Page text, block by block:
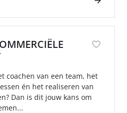
coachen van een team, het
én het realiseren van
Dan is dit jouw kans om